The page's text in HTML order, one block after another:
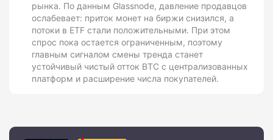
рынка. По данным Glassnode, давление продавцов
ослабевает: приток монет на биржи снизился, а
потоки в ETF стали положительными. При этом
спрос пока остается ограниченным, поэтому
главным сигналом смены тренда станет
устойчивый чистый отток BTC с централизованных
платформ и расширение числа покупателей.